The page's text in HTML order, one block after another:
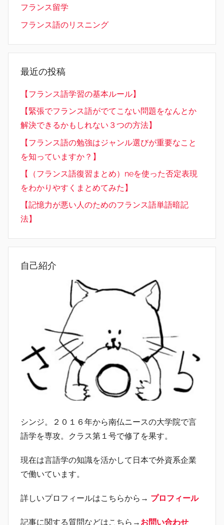
フランス留学
フランス語のリスニング
最近の投稿
【フランス語学習の基本ルール】
【緊張でフランス語がでてこない問題をなんとか
解決できるかもしれない３つの方法】
【フランス語の勉強はジャンル選びが重要なこと
を知っていますか？】
【（フランス語復習まとめ）neを使った否定表現
をわかりやすくまとめてみた】
【記憶力が悪い人のためのフランス語単語暗記
法】
自己紹介
シンジ。２０１６年から南仏ニースの大学院で言
語学を専攻。クラス第１号で修了を果す。
現在は言語学の知識を活かして日本で外資系企業
で働いています。
詳しいプロフィールはこちらから→ プロフィール
記事に関する質問などはこちら→ お問い合わせ